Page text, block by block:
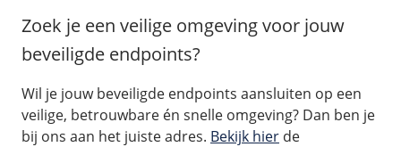
Zoek je een veilige omgeving voor jouw
beveiligde endpoints?
Wil je jouw beveiligde endpoints aansluiten op een
veilige, betrouwbare én snelle omgeving? Dan ben je
bij ons aan het juiste adres. Bekijk hier de